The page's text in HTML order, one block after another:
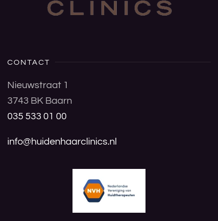
CONTACT
Nieuwstraat 1
3743 BK Baarn
035 533 01 00
info@huidenhaarclinics.nl